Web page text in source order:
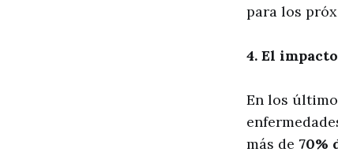
para los
4. El
En los
más de 70%